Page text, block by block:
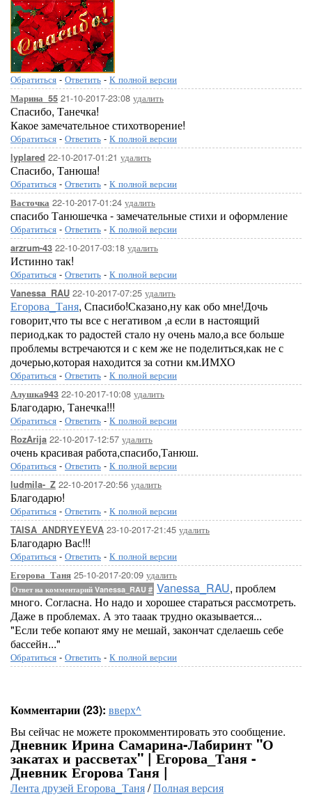
Обратиться - Ответить - К полной версии
Марина_55 21-10-2017-23:08 удалить
Спасибо, Танечка!
Какое замечательное стихотворение!
Обратиться - Ответить - К полной версии
lyplared 22-10-2017-01:21 удалить
Спасибо, Танюша!
Обратиться - Ответить - К полной версии
Васточка 22-10-2017-01:24 удалить
спасибо Танюшечка - замечательные стихи и оформление
Обратиться - Ответить - К полной версии
arzrum-43 22-10-2017-03:18 удалить
Истинно так!
Обратиться - Ответить - К полной версии
Vanessa_RAU 22-10-2017-07:25 удалить
Егорова_Таня, Спасибо!Сказано,ну как обо мне!Дочь
говорит,что ты все с негативом ,а если в настоящий
период,как то радостей стало ну очень мало,а все больше
проблемы встречаются и с кем же не поделиться,как не с
дочерью,которая находится за сотни км.ИМХО
Обратиться - Ответить - К полной версии
Алушка943 22-10-2017-10:08 удалить
Благодарю, Танечка!!!
Обратиться - Ответить - К полной версии
RozArija 22-10-2017-12:57 удалить
очень красивая работа,спасибо,Танюш.
Обратиться - Ответить - К полной версии
ludmila-_Z 22-10-2017-20:56 удалить
Благодарю!
Обратиться - Ответить - К полной версии
TAISA_ANDRYEYEVA 23-10-2017-21:45 удалить
Благодарю Вас!!!
Обратиться - Ответить - К полной версии
Егорова_Таня 25-10-2017-20:09 удалить
Ответ на комментарий Vanessa_RAU # Vanessa_RAU, проблем
много. Согласна. Но надо и хорошее стараться рассмотреть.
Даже в проблемах. А это тааак трудно оказывается...
"Если тебе копают яму не мешай, закончат сделаешь себе
бассейн..."
Обратиться - Ответить - К полной версии
Комментарии (23): вверх^
Вы сейчас не можете прокомментировать это сообщение.
Дневник Ирина Самарина-Лабиринт "О
закатах и рассветах" | Егорова_Таня -
Дневник Егорова Таня |
Лента друзей Егорова_Таня/Полная версия